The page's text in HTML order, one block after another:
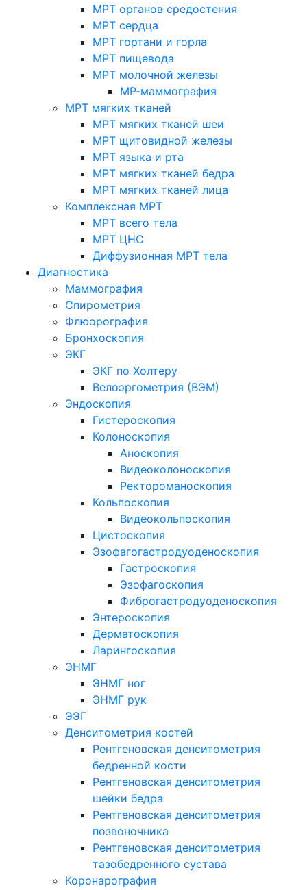
МРТ органов средостения
МРТ сердца
МРТ гортани и горла
МРТ пищевода
МРТ молочной железы
МР-маммография
МРТ мягких тканей
МРТ мягких тканей шеи
МРТ щитовидной железы
МРТ языка и рта
МРТ мягких тканей бедра
МРТ мягких тканей лица
Комплексная МРТ
МРТ всего тела
МРТ ЦНС
Диффузионная МРТ тела
Диагностика
Маммография
Спирометрия
Флюорография
Бронхоскопия
ЭКГ
ЭКГ по Холтеру
Велоэргометрия (ВЭМ)
Эндоскопия
Гистероскопия
Колоноскопия
Аноскопия
Видеоколоноскопия
Ректороманоскопия
Кольпоскопия
Видеокольпоскопия
Цистоскопия
Эзофагогастродуоденоскопия
Гастроскопия
Эзофагоскопия
Фиброгастродуоденоскопия
Энтероскопия
Дерматоскопия
Ларингоскопия
ЭНМГ
ЭНМГ ног
ЭНМГ рук
ЭЭГ
Денситометрия костей
Рентгеновская денситометрия
бедренной кости
Рентгеновская денситометрия
шейки бедра
Рентгеновская денситометрия
позвоночника
Рентгеновская денситометрия
тазобедренного сустава
Коронарография